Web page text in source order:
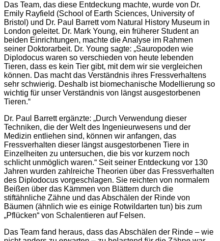
Das Team, das diese Entdeckung machte, wurde von Dr.
Emily Rayfield (School of Earth Sciences, University of
Bristol) und Dr. Paul Barrett vom Natural History Museum in
London geleitet. Dr. Mark Young, ein früherer Student an
beiden Einrichtungen, machte die Analyse im Rahmen
seiner Doktorarbeit. Dr. Young sagte: „Sauropoden wie
Diplodocus waren so verschieden von heute lebenden
Tieren, dass es kein Tier gibt, mit dem wir sie vergleichen
können. Das macht das Verständnis ihres Fressverhaltens
sehr schwierig. Deshalb ist biomechanische Modellierung so
wichtig für unser Verständnis von längst ausgestorbenen
Tieren.“
Dr. Paul Barrett ergänzte: „Durch Verwendung dieser
Techniken, die der Welt des Ingenieurwesens und der
Medizin entliehen sind, können wir anfangen, das
Fressverhalten dieser längst ausgestorbenen Tiere in
Einzelheiten zu untersuchen, die bis vor kurzem noch
schlicht unmöglich waren.“ Seit seiner Entdeckung vor 130
Jahren wurden zahlreiche Theorien über das Fressverhalten
des Diplodocus vorgeschlagen. Sie reichten von normalem
Beißen über das Kämmen von Blättern durch die
stiftähnliche Zähne und das Abschälen der Rinde von
Bäumen (ähnlich wie es einige Rotwildarten tun) bis zum
„Pflücken“ von Schalentieren auf Felsen.
Das Team fand heraus, dass das Abschälen der Rinde – wie